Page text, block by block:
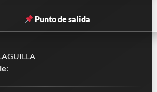
Punto de salida
: